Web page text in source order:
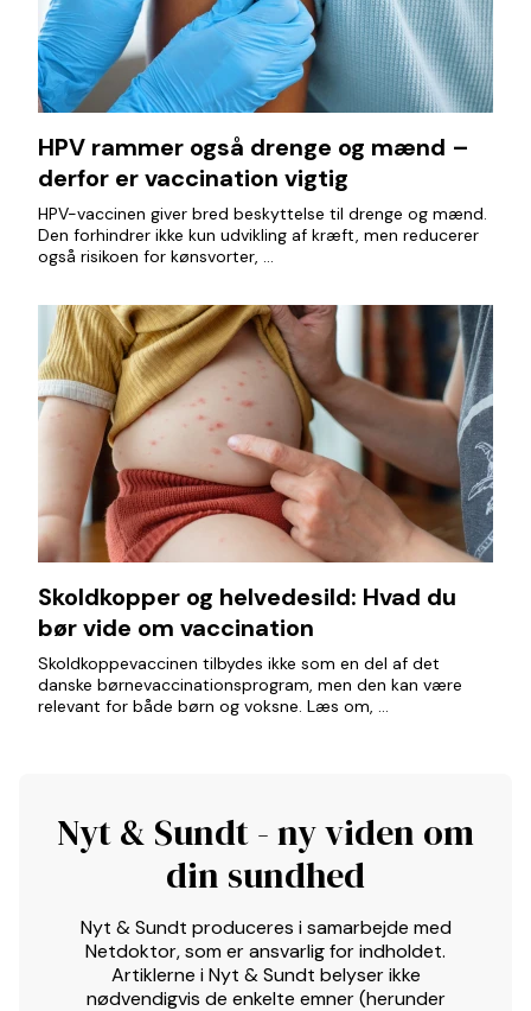
HPV rammer også drenge og mænd –
derfor er vaccination vigtig
HPV-vaccinen giver bred beskyttelse til drenge og mænd.
Den forhindrer ikke kun udvikling af kræft, men reducerer
også risikoen for kønsvorter, ...
Skoldkopper og helvedesild: Hvad du
bør vide om vaccination
Skoldkoppevaccinen tilbydes ikke som en del af det
danske børnevaccinationsprogram, men den kan være
relevant for både børn og voksne. Læs om, ...
Nyt & Sundt - ny viden om
din sundhed
Nyt & Sundt produceres i samarbejde med
Netdoktor, som er ansvarlig for indholdet.
Artiklerne i Nyt & Sundt belyser ikke
nødvendigvis de enkelte emner (herunder